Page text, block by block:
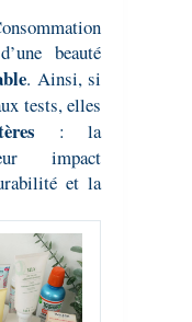
beauté
. Ainsi, si
tests, elles
: la
impact
et la